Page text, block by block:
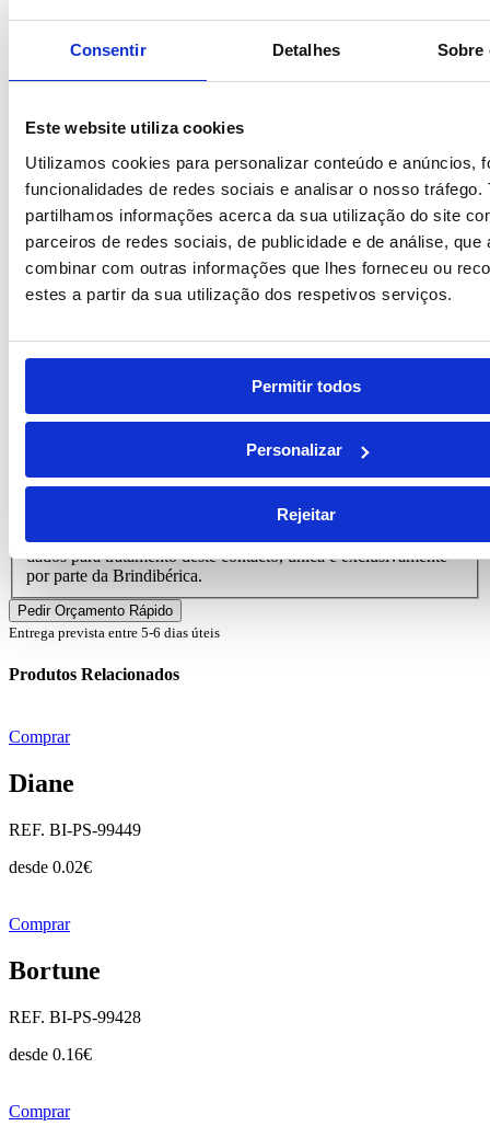
Consentir Detalhes Sobre
Este website utiliza cookies
Utilizamos cookies para personalizar conteúdo e anúncios,
funcionalidades de redes sociais e analisar o nosso tráfego.
partilhamos informações acerca da sua utilização do site
parceiros de redes sociais, de publicidade e de análise, que
combinar com outras informações que lhes forneceu ou
estes a partir da sua utilização dos respetivos serviços.
Permitir todos
Personalizar
Rejeitar
"*" indica campos obrigatórios
inalterado.
Empresa
Email *
Telefone
dados para tratamento deste contacto, única e exclusivamente
por parte da Brindibérica.
Entrega prevista entre 5-6 dias úteis
Produtos Relacionados
Comprar
Diane
REF. BI-PS-99449
desde 0.02€
Comprar
Bortune
REF. BI-PS-99428
desde 0.16€
Comprar